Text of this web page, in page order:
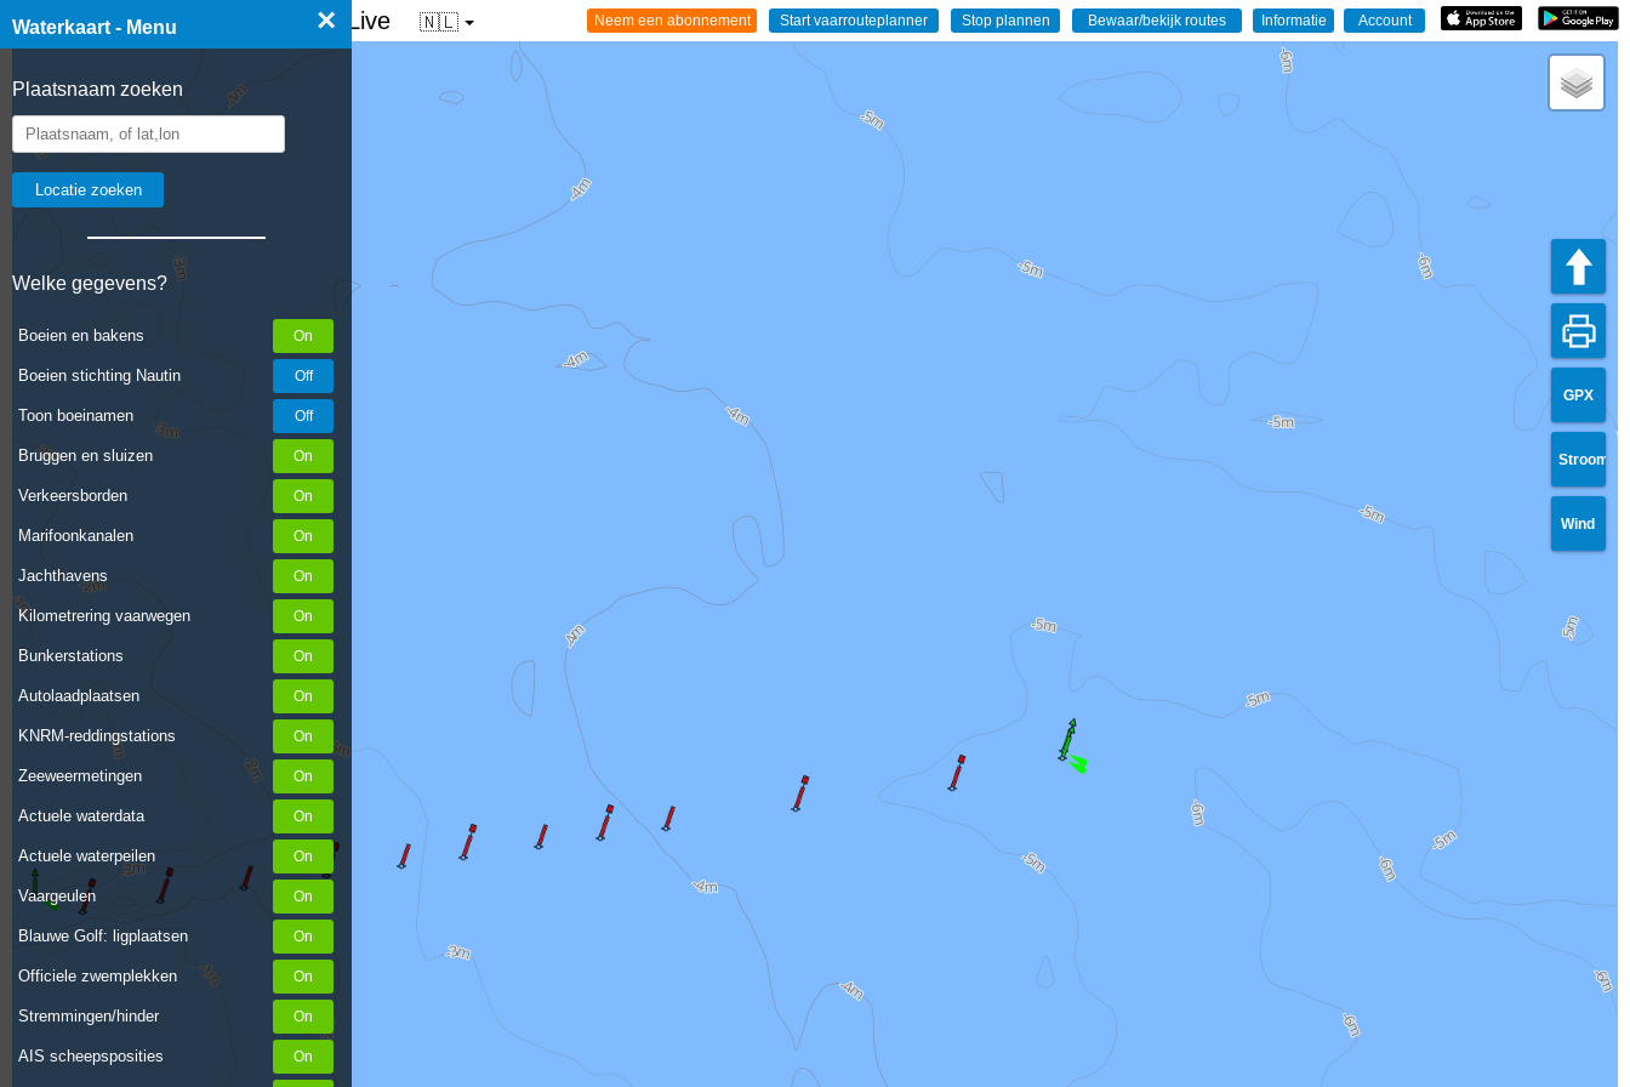
Waterkaart - Menu ×
Plaatsnaam zoeken
Welke gegevens?
Boeien en bakens
Boeien stichting Nautin
Toon boeinamen
Bruggen en sluizen
Verkeersborden
Marifoonkanalen
Jachthavens
Kilometrering vaarwegen
Bunkerstations
Autolaadplaatsen
KNRM-reddingstations
Zeeweermetingen
Actuele waterdata
Actuele waterpeilen
Vaargeulen
Blauwe Golf: ligplaatsen
Officiele zwemplekken
Stremmingen/hinder
AIS scheepsposities
☰ Waterkaart van Nederland - Live 🇳🇱
GPX
Stroom
Wind